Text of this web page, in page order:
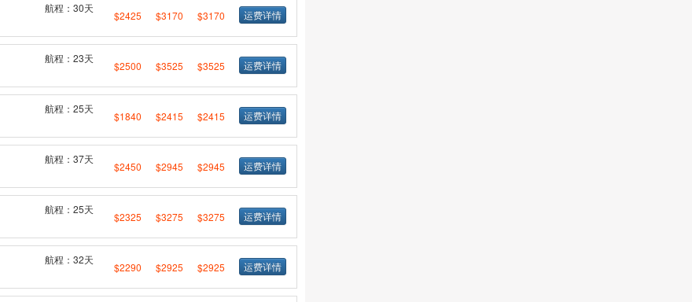
航程：30天
$2425 $3170 $3170 运费详情
航程：23天
$2500 $3525 $3525 运费详情
航程：25天
$1840 $2415 $2415 运费详情
航程：37天
$2450 $2945 $2945 运费详情
航程：25天
$2325 $3275 $3275 运费详情
航程：32天
$2290 $2925 $2925 运费详情